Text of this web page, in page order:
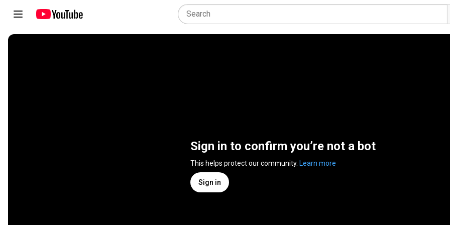
Sign in to confirm you’re not a bot
This helps protect our community. Learn more
Sign in